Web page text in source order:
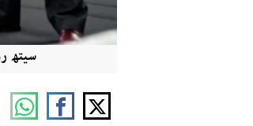
سیتھ رولنز